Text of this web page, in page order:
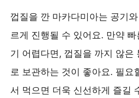
껍질을 깐 마카다미아는 공기
르게 진행될 수 있어요. 만약
기 어렵다면, 껍질을 까지 않은
로 보관하는 것이 좋아요. 필요
서 먹으면 더욱 신선하게 즐길